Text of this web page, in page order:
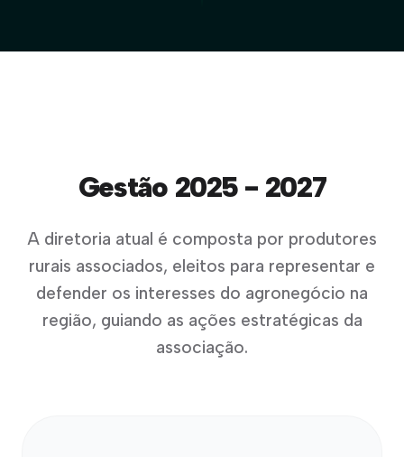
Gestão 2025 - 2027
A diretoria atual é composta por produtores
rurais associados, eleitos para representar e
defender os interesses do agronegócio na
região, guiando as ações estratégicas da
associação.